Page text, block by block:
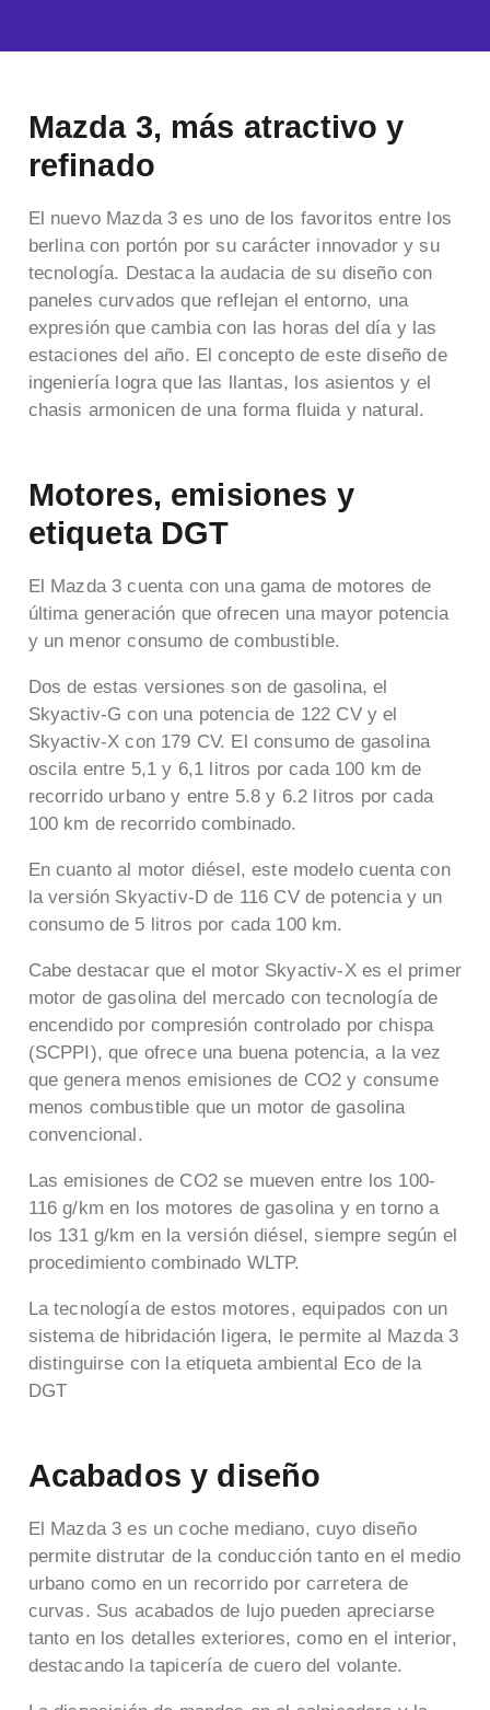
Mazda 3, más atractivo y
refinado
El nuevo Mazda 3 es uno de los favoritos entre los
berlina con portón por su carácter innovador y su
tecnología. Destaca la audacia de su diseño con
paneles curvados que reflejan el entorno, una
expresión que cambia con las horas del día y las
estaciones del año. El concepto de este diseño de
ingeniería logra que las llantas, los asientos y el
chasis armonicen de una forma fluida y natural.
Motores, emisiones y
etiqueta DGT
El Mazda 3 cuenta con una gama de motores de
última generación que ofrecen una mayor potencia
y un menor consumo de combustible.
Dos de estas versiones son de gasolina, el
Skyactiv-G con una potencia de 122 CV y el
Skyactiv-X con 179 CV. El consumo de gasolina
oscila entre 5,1 y 6,1 litros por cada 100 km de
recorrido urbano y entre 5.8 y 6.2 litros por cada
100 km de recorrido combinado.
En cuanto al motor diésel, este modelo cuenta con
la versión Skyactiv-D de 116 CV de potencia y un
consumo de 5 litros por cada 100 km.
Cabe destacar que el motor Skyactiv-X es el primer
motor de gasolina del mercado con tecnología de
encendido por compresión controlado por chispa
(SCPPI), que ofrece una buena potencia, a la vez
que genera menos emisiones de CO2 y consume
menos combustible que un motor de gasolina
convencional.
Las emisiones de CO2 se mueven entre los 100-
116 g/km en los motores de gasolina y en torno a
los 131 g/km en la versión diésel, siempre según el
procedimiento combinado WLTP.
La tecnología de estos motores, equipados con un
sistema de hibridación ligera, le permite al Mazda 3
distinguirse con la etiqueta ambiental Eco de la
DGT
Acabados y diseño
El Mazda 3 es un coche mediano, cuyo diseño
permite distrutar de la conducción tanto en el medio
urbano como en un recorrido por carretera de
curvas. Sus acabados de lujo pueden apreciarse
tanto en los detalles exteriores, como en el interior,
destacando la tapicería de cuero del volante.